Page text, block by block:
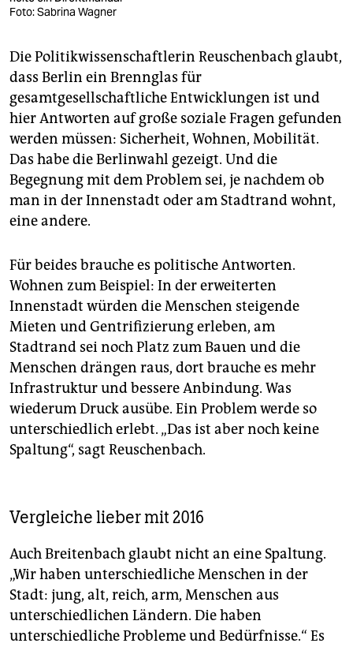
Foto: Sabrina Wagner
Die Politikwissenschaftlerin Reuschenbach glaubt,
dass Berlin ein Brennglas für
gesamtgesellschaftliche Entwicklungen ist und
hier Antworten auf große soziale Fragen gefunden
werden müssen: Sicherheit, Wohnen, Mobilität.
Das habe die Berlinwahl gezeigt. Und die
Begegnung mit dem Problem sei, je nachdem ob
man in der Innenstadt oder am Stadtrand wohnt,
eine andere.
Für beides brauche es politische Antworten.
Wohnen zum Beispiel: In der erweiterten
Innenstadt würden die Menschen steigende
Mieten und Gentrifizierung erleben, am
Stadtrand sei noch Platz zum Bauen und die
Menschen drängen raus, dort brauche es mehr
Infrastruktur und bessere Anbindung. Was
wiederum Druck ausübe. Ein Problem werde so
unterschiedlich erlebt. „Das ist aber noch keine
Spaltung“, sagt Reuschenbach.
Vergleiche lieber mit 2016
Auch Breitenbach glaubt nicht an eine Spaltung.
„Wir haben unterschiedliche Menschen in der
Stadt: jung, alt, reich, arm, Menschen aus
unterschiedlichen Ländern. Die haben
unterschiedliche Probleme und Bedürfnisse.“ Es